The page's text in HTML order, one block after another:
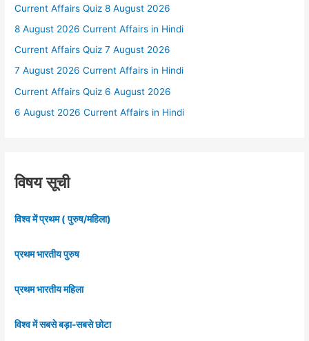
Current Affairs Quiz 8 August 2026
8 August 2026 Current Affairs in Hindi
Current Affairs Quiz 7 August 2026
7 August 2026 Current Affairs in Hindi
Current Affairs Quiz 6 August 2026
6 August 2026 Current Affairs in Hindi
विषय सूची
विश्व में प्रथम ( पुरुष/महिला)
प्रथम भारतीय पुरुष
प्रथम भारतीय महिला
विश्व में सबसे बड़ा-सबसे छोटा